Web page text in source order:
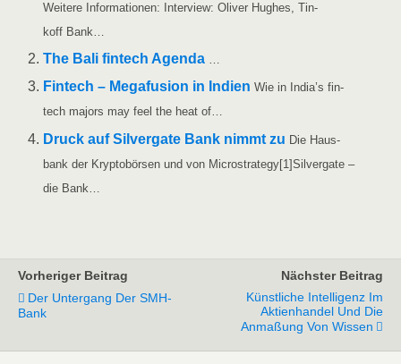
Wei­te­re Infor­ma­tio­nen: Inter­view: Oli­ver Hug­hes, Tin­
koff Bank…
The Bali fin­tech Agen­da …
Fin­tech – Mega­fu­si­on in Indi­en Wie in India’s fin­
tech majors may feel the heat of…
Druck auf Sil­ver­ga­te Bank nimmt zu Die Haus­
bank der Kryp­to­bör­sen und von Microstra­tegy[1]Sil­ver­ga­te –
die Bank…
Vorheriger Beitrag
Der Untergang Der SMH-
Bank
Nächster Beitrag
Künstliche Intelligenz Im
Aktienhandel Und Die
Anmaßung Von Wissen